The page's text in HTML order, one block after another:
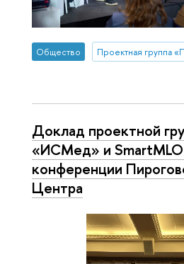
Общество Проектная группа
Доклад проектной
«ИСМед» и
конференции
Центра